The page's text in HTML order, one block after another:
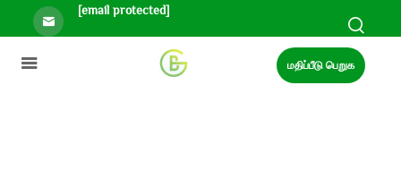
[email protected]
மதிப்பீடு பெறுக